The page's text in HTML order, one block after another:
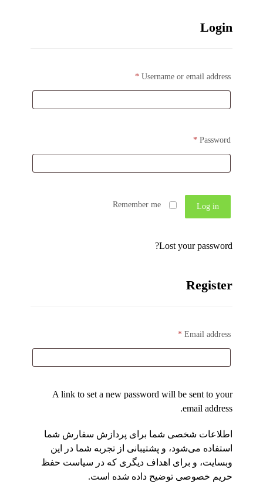
Login
Username or email address
*
Password
*
Remember me Log in
Lost your password?
Register
Email address
*
A link to set a new password will be sent to your
email address.
اطلاعات شخصی شما برای پردازش سفارش شما
استفاده می‌شود، و پشتیبانی از تجربه شما در این
وبسایت، و برای اهداف دیگری که در سیاست حفظ
حریم خصوصی توضیح داده شده است.